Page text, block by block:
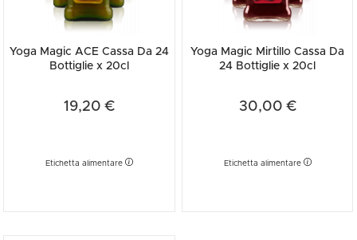
Yoga Magic ACE Cassa Da 24
Bottiglie x 20cl
19,20 €
Etichetta alimentare
Yoga Magic Mirtillo Cassa Da
24 Bottiglie x 20cl
30,00 €
Etichetta alimentare